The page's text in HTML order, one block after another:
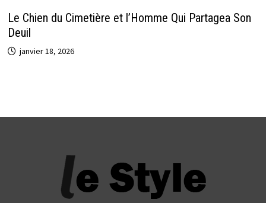
Le Chien du Cimetière et l’Homme Qui Partagea Son
Deuil
janvier 18, 2026